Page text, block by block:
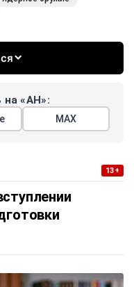
на «АН»:
МАХ
13+